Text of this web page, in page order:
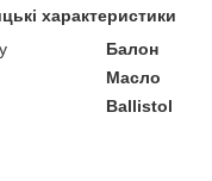
характеристики
Балон
Масло
Ballistol